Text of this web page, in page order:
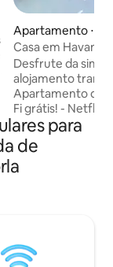
Apartamento ⋅
avana
Casa em Havana
reserva / Wi-Fi
Desfrute da
alojamento
Apartamento de
Fi grátis! - Netflix
perfeita -
Havana - 1
minutos a pé do
minutos a pé de
Check-in ao vivo
24 horas por dia,
para
de